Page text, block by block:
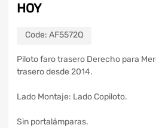
HOY
Code: AF5572Q
Piloto faro trasero Derecho para
trasero desde 2014.
Lado Montaje: Lado Copiloto.
Sin portalámparas.